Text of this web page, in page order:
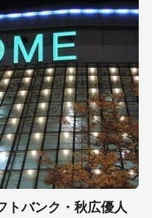
トバンク・秋広優人